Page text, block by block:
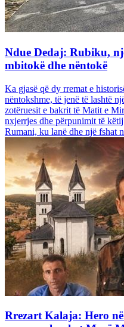
Ndue Dedaj: Rubiku,
mbitokë dhe nëntokë
Ka gjasë që dy rremat e
nëntokshme, të jenë të lashtë
zotëruesit e bakrit të Matit e
nxjerrjes dhe përpunimit të
Rumani, ku lanë dhe një fshat
Rrezart Kalaja: Hero